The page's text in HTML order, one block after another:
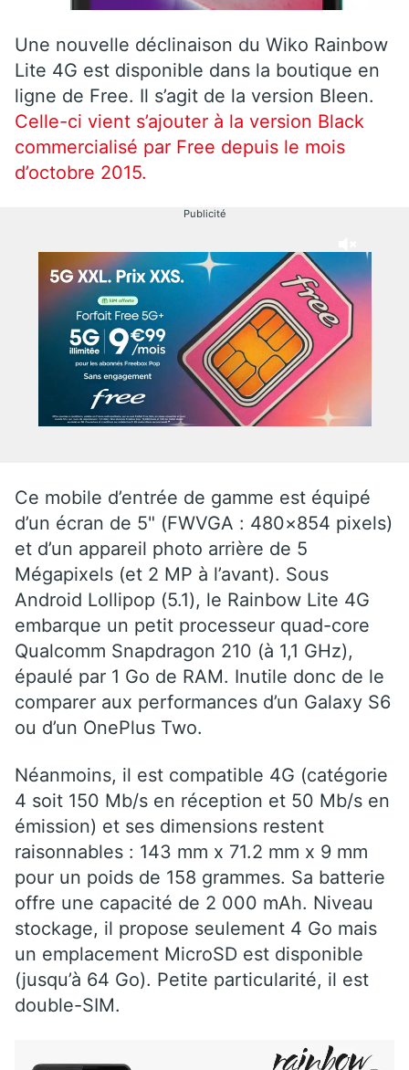
Une nouvelle déclinaison du Wiko Rainbow
Lite 4G est disponible dans la boutique en
ligne de Free. Il s’agit de la version Bleen.
Celle-ci vient s’ajouter à la version Black
commercialisé par Free depuis le mois
d’octobre 2015.
Publicité
Ce mobile d’entrée de gamme est équipé
d’un écran de 5" (FWVGA : 480×854 pixels)
et d’un appareil photo arrière de 5
Mégapixels (et 2 MP à l’avant). Sous
Android Lollipop (5.1), le Rainbow Lite 4G
embarque un petit processeur quad-core
Qualcomm Snapdragon 210 (à 1,1 GHz),
épaulé par 1 Go de RAM. Inutile donc de le
comparer aux performances d’un Galaxy S6
ou d’un OnePlus Two.
Néanmoins, il est compatible 4G (catégorie
4 soit 150 Mb/s en réception et 50 Mb/s en
émission) et ses dimensions restent
raisonnables : 143 mm x 71.2 mm x 9 mm
pour un poids de 158 grammes. Sa batterie
offre une capacité de 2 000 mAh. Niveau
stockage, il propose seulement 4 Go mais
un emplacement MicroSD est disponible
(jusqu’à 64 Go). Petite particularité, il est
double-SIM.